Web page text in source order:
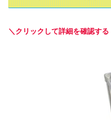
＼クリックして詳細を確認する